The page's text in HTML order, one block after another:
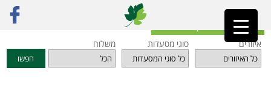
ראשי»מסעדות חומוס הבית Hummus Habait
חזרה לאינדקס המסעדות
איזורים
סוגי מסעדות משלוח
חפשו